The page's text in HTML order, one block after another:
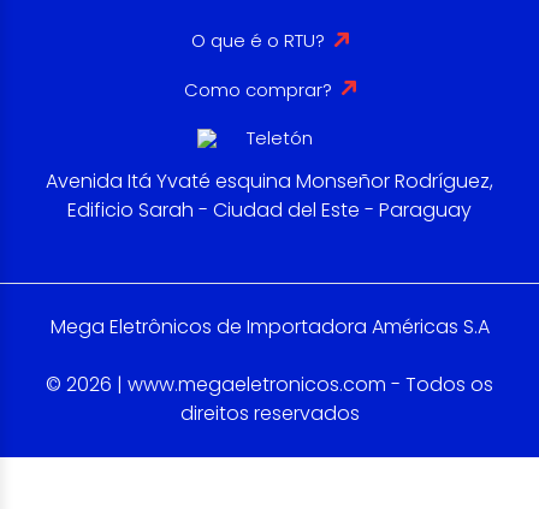
O que é o RTU?
Como comprar?
Avenida Itá Yvaté esquina Monseñor Rodríguez,
Edificio Sarah - Ciudad del Este - Paraguay
Mega Eletrônicos de Importadora Américas S.A
© 2026 | www.megaeletronicos.com - Todos os
direitos reservados